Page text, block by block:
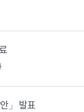
」 발표